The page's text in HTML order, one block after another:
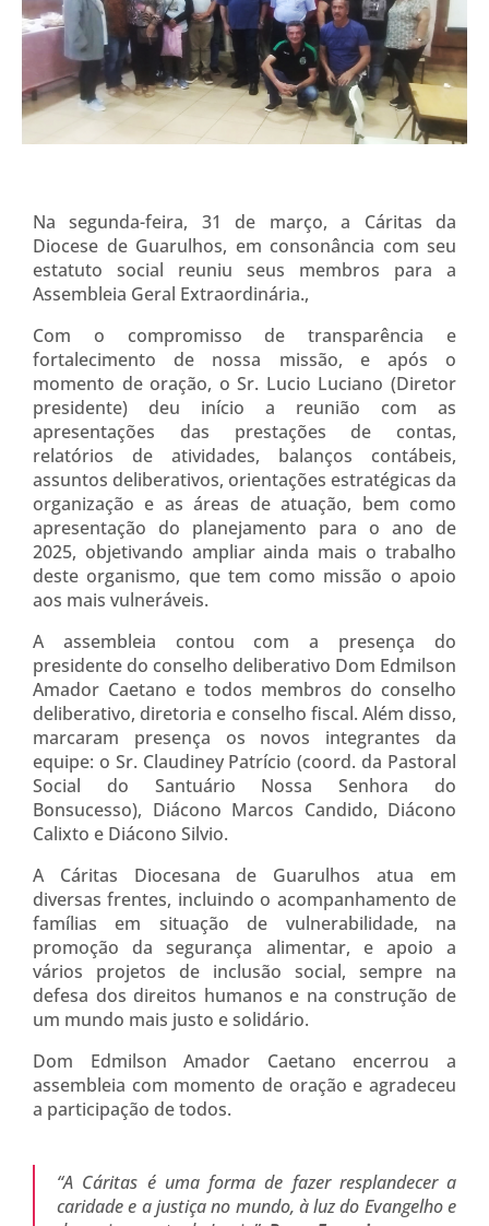
Na segunda-feira, 31 de março, a Cáritas da
Diocese de Guarulhos, em consonância com seu
estatuto social reuniu seus membros para a
Assembleia Geral Extraordinária.,
Com o compromisso de transparência e
fortalecimento de nossa missão, e após o
momento de oração, o Sr. Lucio Luciano (Diretor
presidente) deu início a reunião com as
apresentações das prestações de contas,
relatórios de atividades, balanços contábeis,
assuntos deliberativos, orientações estratégicas da
organização e as áreas de atuação, bem como
apresentação do planejamento para o ano de
2025, objetivando ampliar ainda mais o trabalho
deste organismo, que tem como missão o apoio
aos mais vulneráveis.
A assembleia contou com a presença do
presidente do conselho deliberativo Dom Edmilson
Amador Caetano e todos membros do conselho
deliberativo, diretoria e conselho fiscal. Além disso,
marcaram presença os novos integrantes da
equipe: o Sr. Claudiney Patrício (coord. da Pastoral
Social do Santuário Nossa Senhora do
Bonsucesso), Diácono Marcos Candido, Diácono
Calixto e Diácono Silvio.
A Cáritas Diocesana de Guarulhos atua em
diversas frentes, incluindo o acompanhamento de
famílias em situação de vulnerabilidade, na
promoção da segurança alimentar, e apoio a
vários projetos de inclusão social, sempre na
defesa dos direitos humanos e na construção de
um mundo mais justo e solidário.
Dom Edmilson Amador Caetano encerrou a
assembleia com momento de oração e agradeceu
a participação de todos.
“A Cáritas é uma forma de fazer resplandecer a
caridade e a justiça no mundo, à luz do Evangelho e